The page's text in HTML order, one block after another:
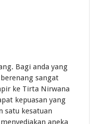
Bagi anda yang
sangat
ke Tirta Nirwana
kepuasan yang
satu kesatuan
aneka